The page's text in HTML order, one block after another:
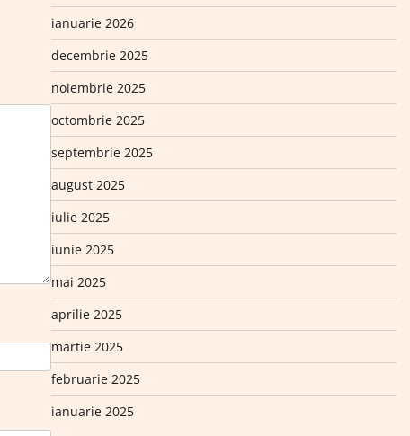
ianuarie 2026
decembrie 2025
noiembrie 2025
octombrie 2025
septembrie 2025
august 2025
iulie 2025
iunie 2025
mai 2025
aprilie 2025
martie 2025
februarie 2025
ianuarie 2025